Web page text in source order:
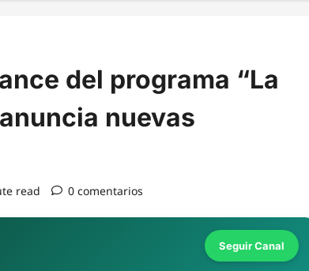
del programa “La
nuevas
read 0 comentarios
Seguir Canal